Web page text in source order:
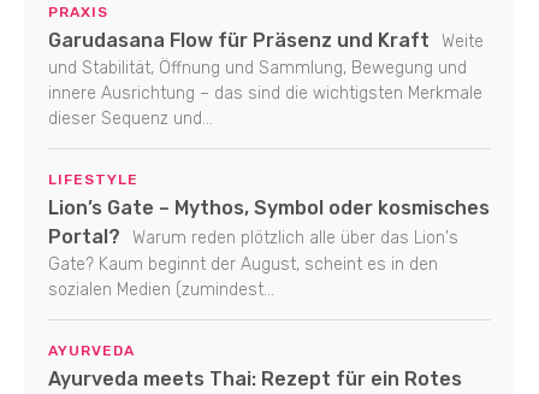
PRAXIS
Garudasana Flow für Präsenz und Kraft
Weite
und Stabilität, Öffnung und Sammlung, Bewegung und
innere Ausrichtung – das sind die wichtigsten Merkmale
dieser Sequenz und...
LIFESTYLE
Lion’s Gate – Mythos, Symbol oder kosmisches
Portal?
Warum reden plötzlich alle über das Lion's
Gate? Kaum beginnt der August, scheint es in den
sozialen Medien (zumindest...
AYURVEDA
Ayurveda meets Thai: Rezept für ein Rotes